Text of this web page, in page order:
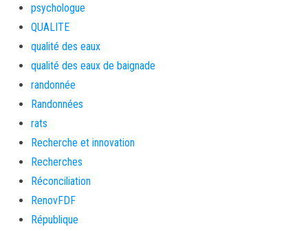
psychologue
QUALITE
qualité des eaux
qualité des eaux de baignade
randonnée
Randonnées
rats
Recherche et innovation
Recherches
Réconciliation
RenovFDF
République